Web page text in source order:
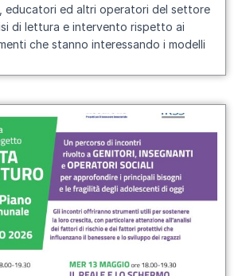
educatori ed altri operatori del settore
di lettura e intervento rispetto ai
che stanno interessando i modelli